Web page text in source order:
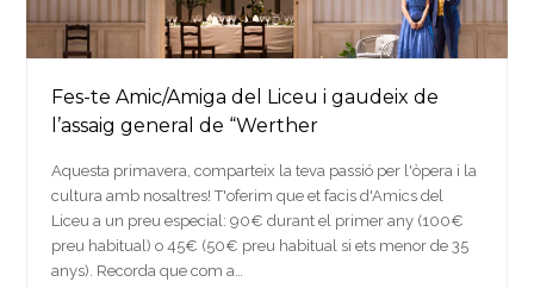
Fes-te Amic/Amiga del Liceu i gaudeix de
l’assaig general de “Werther
Aquesta primavera, comparteix la teva passió per l'òpera i la
cultura amb nosaltres! T'oferim que et facis d'Amics del
Liceu a un preu especial: 90€ durant el primer any (100€
preu habitual) o 45€ (50€ preu habitual si ets menor de 35
anys). Recorda que com a…